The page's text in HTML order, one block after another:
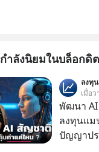
กำลังนิยมในบล็อกดิต
ลงทุ
เมื่อ
พัฒนา
ลงทุนแม
ปัญญาปร